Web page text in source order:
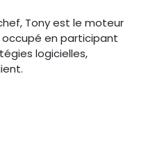
Tony est le moteur
en participant
logicielles,